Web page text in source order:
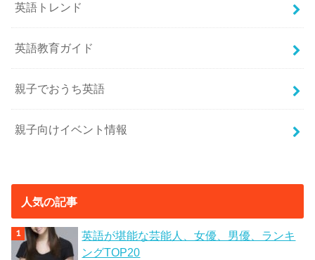
英語トレンド
英語教育ガイド
親子でおうち英語
親子向けイベント情報
人気の記事
英語が堪能な芸能人、女優、男優、ランキ
ングTOP20